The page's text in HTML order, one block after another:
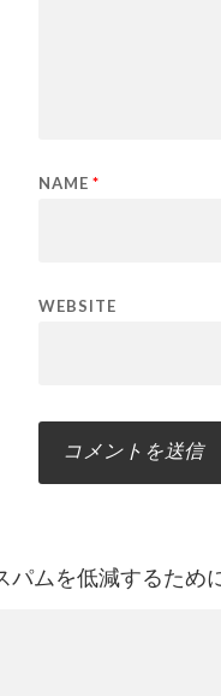
NAME *
WEBSITE
パムを低減するため